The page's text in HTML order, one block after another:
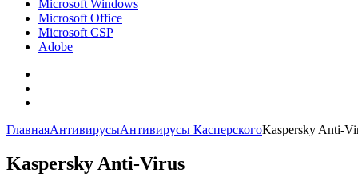
Microsoft Windows
Microsoft Office
Microsoft CSP
Adobe
ГлавнаяАнтивирусыАнтивирусы КасперскогоKaspersky Anti-
Kaspersky Anti-Virus